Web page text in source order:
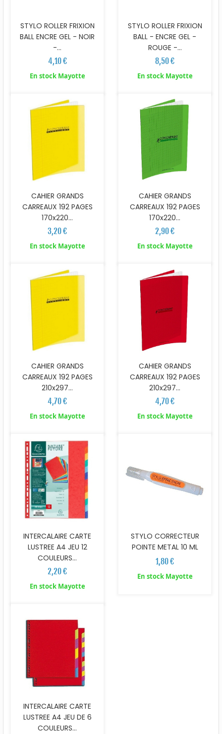
STYLO ROLLER FRIXION
BALL ENCRE GEL - NOIR
-...
4,10 €
En stock Mayotte
STYLO ROLLER FRIXION
BALL - ENCRE GEL -
ROUGE -...
8,50 €
En stock Mayotte
CAHIER GRANDS
CARREAUX 192 PAGES
170x220...
3,20 €
En stock Mayotte
CAHIER GRANDS
CARREAUX 192 PAGES
170x220...
2,90 €
En stock Mayotte
CAHIER GRANDS
CARREAUX 192 PAGES
210x297...
4,70 €
En stock Mayotte
CAHIER GRANDS
CARREAUX 192 PAGES
210x297...
4,70 €
En stock Mayotte
INTERCALAIRE CARTE
LUSTREE A4 JEU 12
COULEURS...
2,20 €
En stock Mayotte
STYLO CORRECTEUR
POINTE METAL 10 ML
1,80 €
En stock Mayotte
INTERCALAIRE CARTE
LUSTREE A4 JEU DE 6
COULEURS...